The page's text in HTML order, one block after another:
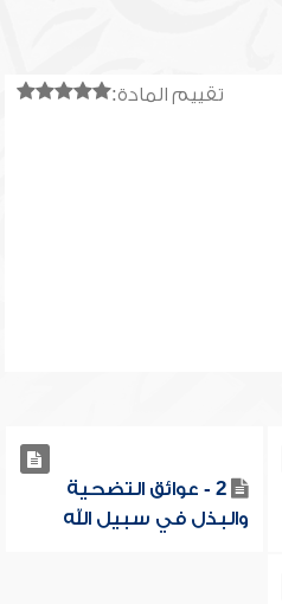
تقييم المادة:
2 - عوائق التضحية
والبذل في سبيل الله